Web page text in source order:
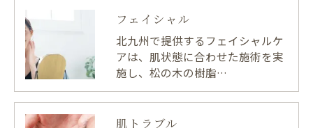
フェイシャル
北九州で提供するフェイシャルケ
アは、肌状態に合わせた施術を実
施し、松の木の樹脂…
肌トラブル